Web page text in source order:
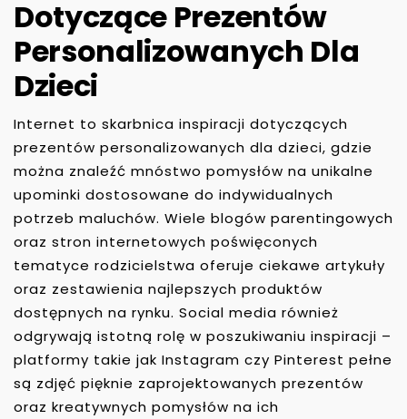
Dotyczące Prezentów
Personalizowanych Dla
Dzieci
Internet to skarbnica inspiracji dotyczących
prezentów personalizowanych dla dzieci, gdzie
można znaleźć mnóstwo pomysłów na unikalne
upominki dostosowane do indywidualnych
potrzeb maluchów. Wiele blogów parentingowych
oraz stron internetowych poświęconych
tematyce rodzicielstwa oferuje ciekawe artykuły
oraz zestawienia najlepszych produktów
dostępnych na rynku. Social media również
odgrywają istotną rolę w poszukiwaniu inspiracji –
platformy takie jak Instagram czy Pinterest pełne
są zdjęć pięknie zaprojektowanych prezentów
oraz kreatywnych pomysłów na ich